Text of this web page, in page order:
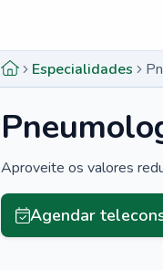
Especialidades
Aproveite os valores
Agendar